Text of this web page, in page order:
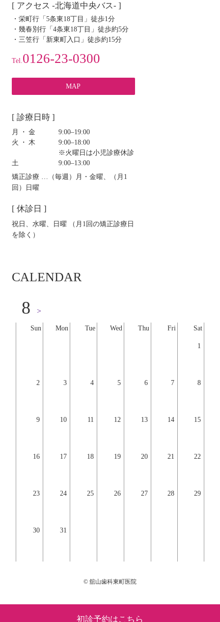
[ アクセス -北海道中央バス- ]
・栄町行「5条東18丁目」徒歩1分
・幾春別行「4条東18丁目」徒歩約5分
・三笠行「新東町入口」徒歩約15分
Tel. 0126-23-0300
MAP
[ 診療日時 ]
月・金
9:00‒19:00
火・木
9:00‒18:00
※火曜日は小児診療休診
土
9:00‒13:00
矯正診療 …（毎週）月・金曜、（月1
回）日曜
[ 休診日 ]
祝日、水曜、日曜 （月1回の矯正診療日
を除く）
CALENDAR
Sun Mon Tue Wed Thu Fri Sat
1
2 3 4 5 6 7 8
9 10 11 12 13 14 15
16 17 18 19 20 21 22
23 24 25 26 27 28 29
30 31
8 >
© 舘山歯科東町医院
初診予約はこちら